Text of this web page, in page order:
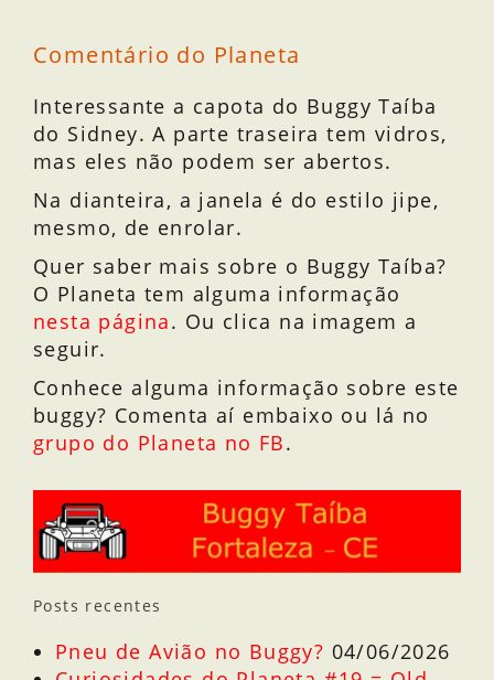
Comentário do Planeta
Interessante a capota do Buggy Taíba
do Sidney. A parte traseira tem vidros,
mas eles não podem ser abertos.
Na dianteira, a janela é do estilo jipe,
mesmo, de enrolar.
Quer saber mais sobre o Buggy Taíba?
O Planeta tem alguma informação
nesta página. Ou clica na imagem a
seguir.
Conhece alguma informação sobre este
buggy? Comenta aí embaixo ou lá no
grupo do Planeta no FB.
Posts recentes
Pneu de Avião no Buggy? 04/06/2026